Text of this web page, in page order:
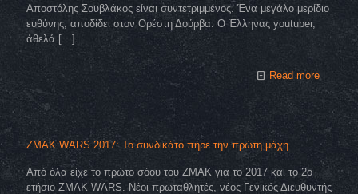
Αποστόλης Σουβλάκος είναι συντετριμμένος. Ένα μεγάλο μερίδιο
ευθύνης, αποδίδει στον Ορέστη Δούρβα. Ο Έλληνας youtuber,
άθελά […]
Read more
ZMAK WARS 2017: Το συνδικάτο πήρε την πρώτη μάχη
Από όλα είχε το πρώτο σόου του ΖΜΑΚ για το 2017 και το 2ο
ετήσιο ZMAK WARS. Νέοι πρωταθλητές, νέος Γενικός Διευθυντής